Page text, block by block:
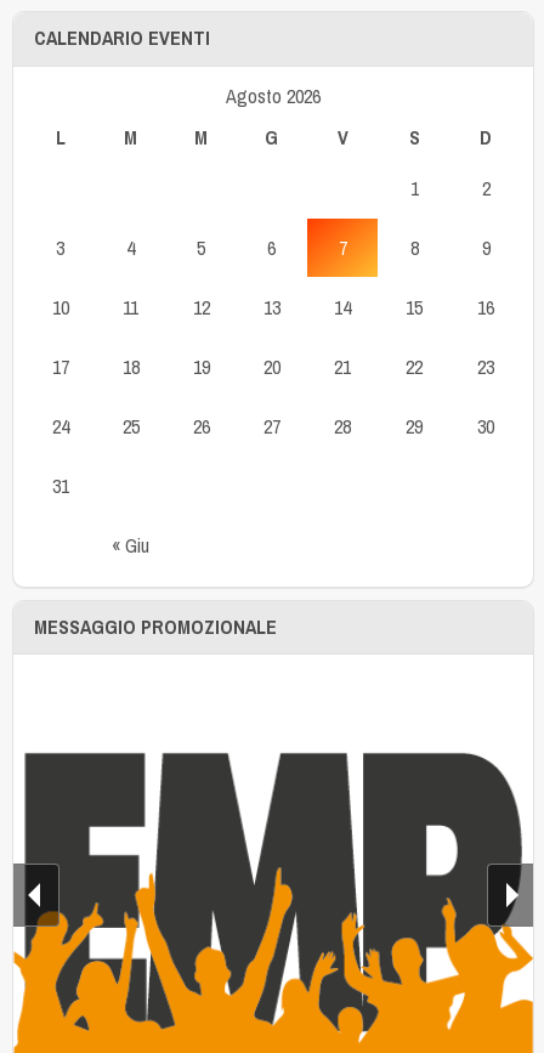
CALENDARIO EVENTI
Agosto 2026
L
M M G V S D
« Giu
1 2
3 4 5 6 7 8 9
10 11 12 13 14 15 16
17 18 19 20 21 22 23
24 25 26 27 28 29 30
31
MESSAGGIO PROMOZIONALE